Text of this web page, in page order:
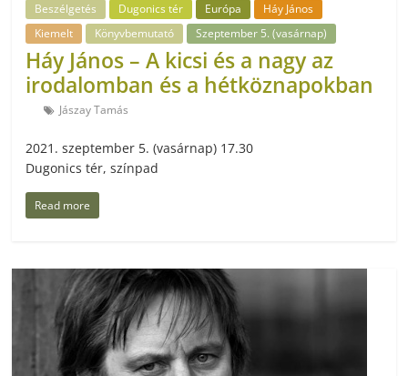
Beszélgetés Dugonics tér Európa
Háy János
Kiemelt
Könyvbemutató Szeptember 5. (vasárnap)
Háy János – A kicsi és a nagy az
irodalomban és a hétköznapokban
Jászay Tamás
2021. szeptember 5. (vasárnap) 17.30
Dugonics tér, színpad
Read more